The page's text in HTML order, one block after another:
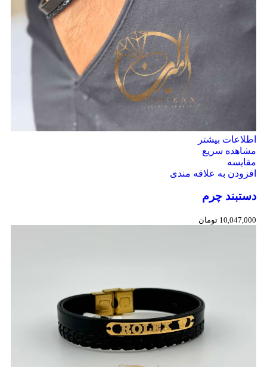
اطلاعات بیشتر
مشاهده سریع
مقایسه
افزودن به علاقه مندی
دستبند چرم
10,047,000 تومان